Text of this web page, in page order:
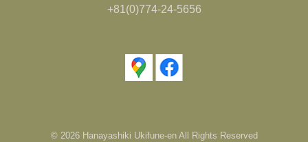
+81(0)774-24-5656
© 2026 Hanayashiki Ukifune-en All Rights Reserved